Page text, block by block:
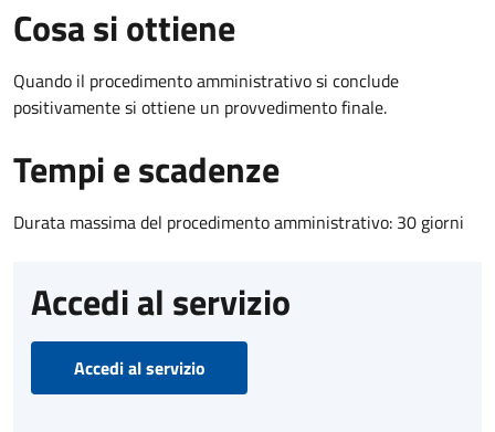
Cosa si ottiene
Quando il procedimento amministrativo si conclude
positivamente si ottiene un provvedimento finale.
Tempi e scadenze
Durata massima del procedimento amministrativo: 30 giorni
Accedi al servizio
Accedi al servizio